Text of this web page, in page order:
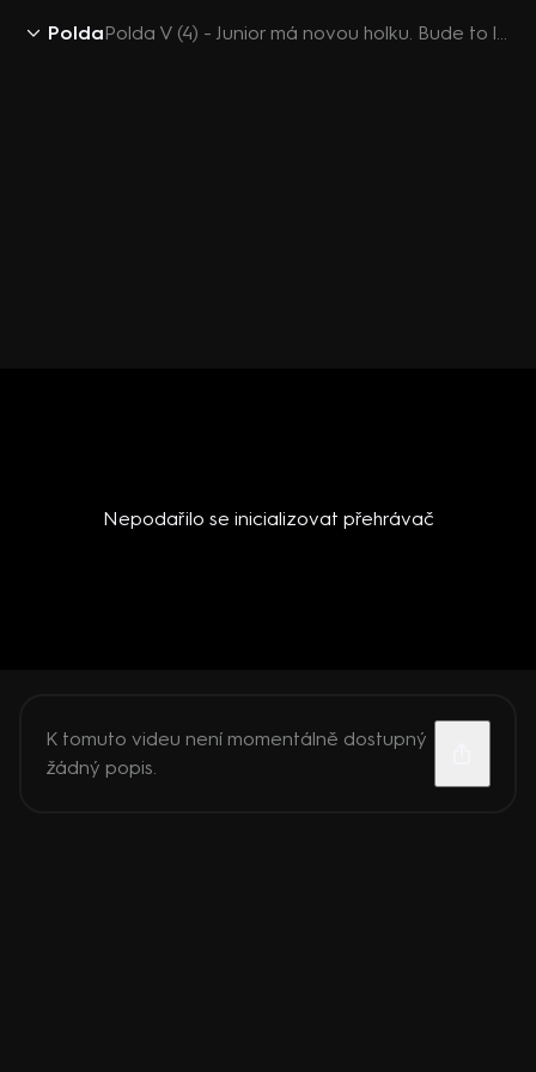
Polda Polda V (4) - Junior má novou holku. Bude to láska?
Nepodařilo se inicializovat přehrávač
K tomuto videu není momentálně dostupný
žádný popis.